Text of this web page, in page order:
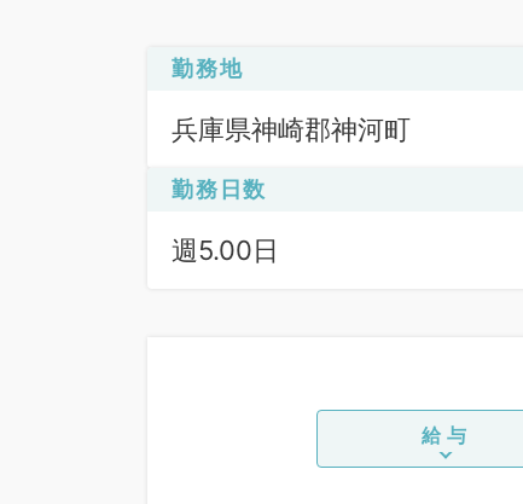
勤務地
兵庫県神崎郡神河町
勤務日数
週5.00日
給与